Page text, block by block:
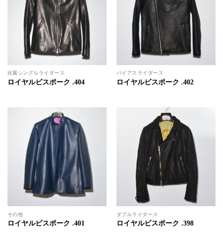
比翼シングルライダース
ロイヤルビスポーク .404
バイアスライダース
ロイヤルビスポーク .402
その他
ロイヤルビスポーク .401
ダブルライダース
ロイヤルビスポーク .398